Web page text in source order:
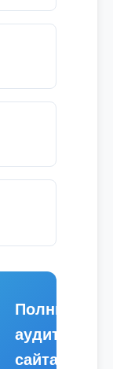
Полный
аудит
сайта